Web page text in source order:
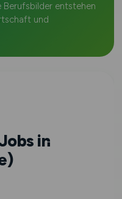
Berufsbilder entstehen
und
in